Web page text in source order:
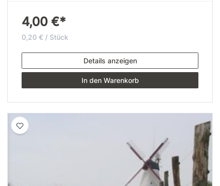
4,00 €*
0,20 € / Stück
Details anzeigen
In den Warenkorb